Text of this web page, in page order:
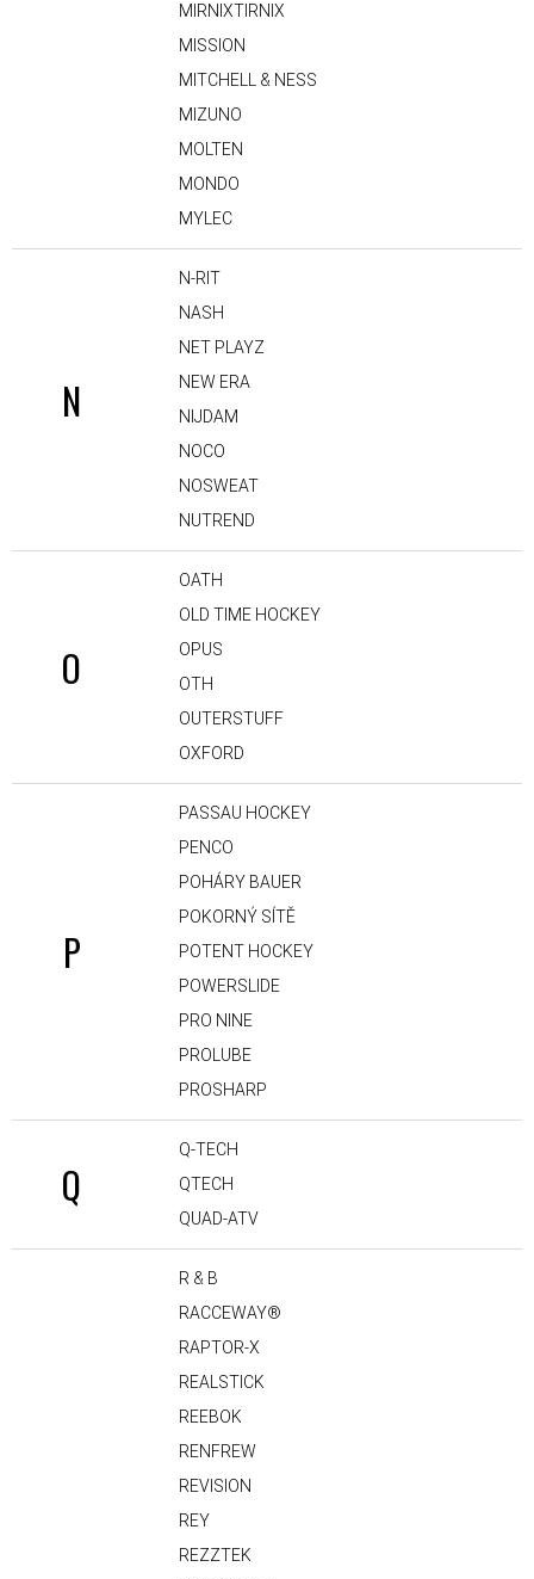
MIRNIXTIRNIX
MISSION
MITCHELL & NESS
MIZUNO
MOLTEN
MONDO
MYLEC
N
N-RIT
NASH
NET PLAYZ
NEW ERA
NIJDAM
NOCO
NOSWEAT
NUTREND
O
OATH
OLD TIME HOCKEY
OPUS
OTH
OUTERSTUFF
OXFORD
P
PASSAU HOCKEY
PENCO
POHÁRY BAUER
POKORNÝ SÍTĚ
POTENT HOCKEY
POWERSLIDE
PRO NINE
PROLUBE
PROSHARP
Q
Q-TECH
QTECH
QUAD-ATV
R & B
RACCEWAY®
RAPTOR-X
REALSTICK
REEBOK
RENFREW
REVISION
REY
REZZTEK